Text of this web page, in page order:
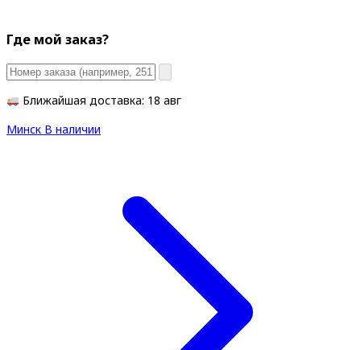
Где мой заказ?
Ближайшая доставка: 18 авг
Минск В наличии